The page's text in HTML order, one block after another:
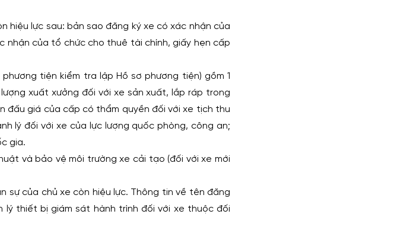
hiệu lực sau: bản sao đăng ký xe có xác nhận của
nhận của tổ chức cho thuê tài chính, giấy hẹn cấp
tiện kiểm tra lập Hồ sơ phương tiện) gồm 1
xuất xưởng đối với xe sản xuất, lắp ráp trong
đấu giá của cấp có thẩm quyền đối với xe tịch thu
lý đối với xe của lực lượng quốc phòng, công an;
gia.
và bảo vệ môi trường xe cải tạo (đối với xe mới
sự của chủ xe còn hiệu lực. Thông tin về tên đăng
thiết bị giám sát hành trình đối với xe thuộc đối